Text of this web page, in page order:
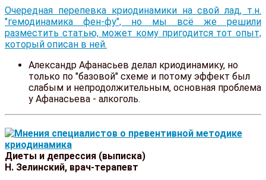
Очередная перепевка криодинамики на свой лад, т.н.
"гемодинамика фен-фу", но мы всё же решили
разместить статью, может кому пригодится тот опыт,
который описан в ней.
Александр Афанасьев делал криодинамику, но
только по "базовой" схеме и потому эффект был
слабым и непродолжительным, основная проблема
у Афанасьева - алкоголь.
Диеты и депрессия (выписка)
Н. Зелинский, врач-терапевт